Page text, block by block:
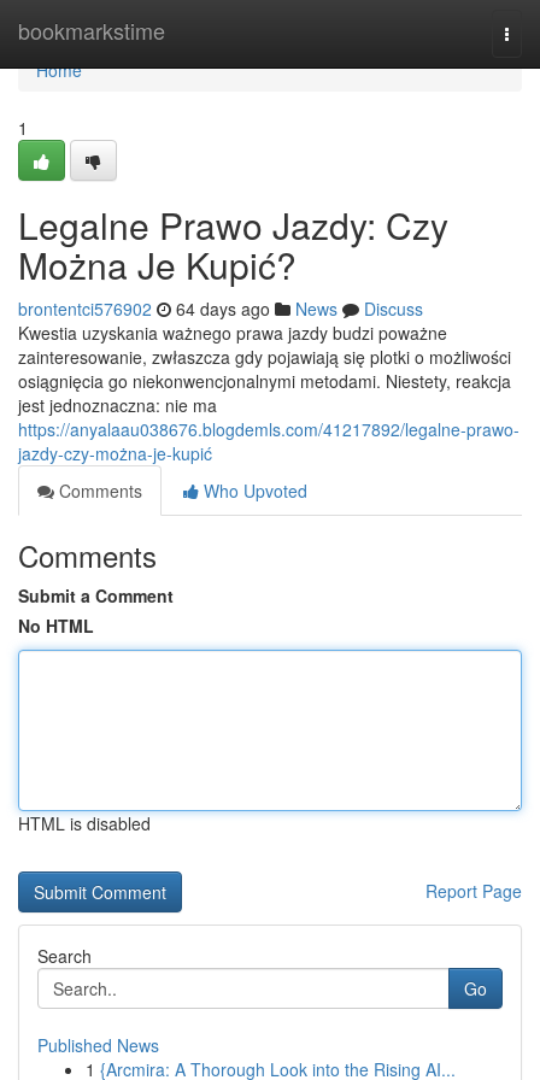
bookmarkstime
Home
Home
1
Legalne Prawo Jazdy: Czy
Można Je Kupić?
brontentci576902 64 days ago News
Discuss
Kwestia uzyskania ważnego prawa jazdy budzi poważne
zainteresowanie, zwłaszcza gdy pojawiają się plotki o możliwości
osiągnięcia go niekonwencjonalnymi metodami. Niestety, reakcja
jest jednoznaczna: nie ma
https://anyalaau038676.blogdemls.com/41217892/legalne-prawo-
jazdy-czy-można-je-kupić
Comments
Who Upvoted
Comments
Submit a Comment
No HTML
HTML is disabled
Report Page
Search
Go
Published News
1 {Arcmira: A Thorough Look into the Rising AI...